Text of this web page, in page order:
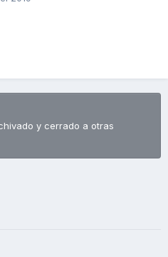
y cerrado a otras